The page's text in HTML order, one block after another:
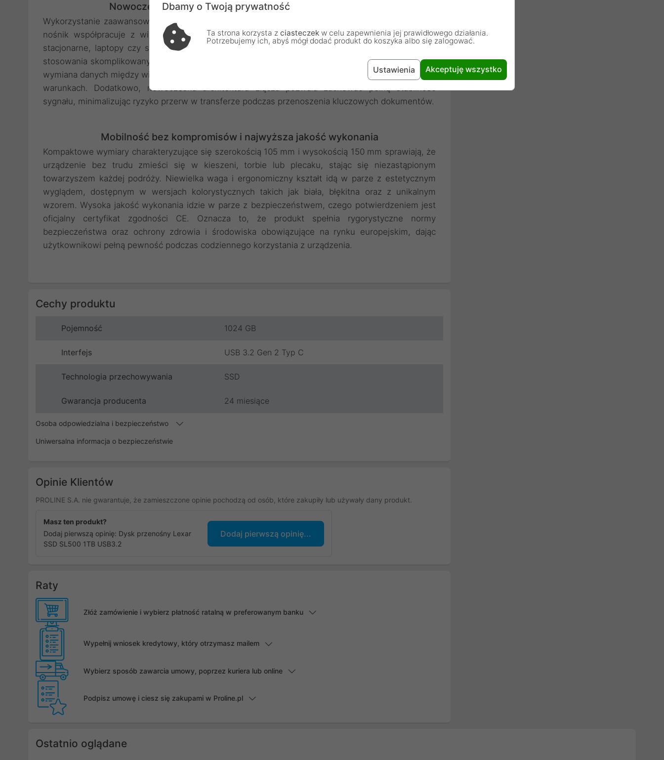
Nowoczesna łączność i wszechstronna kompatybilność
Wykorzystanie zaawansowanego interfejsu USB typ C w standardzie USB 3.2 Gen 2 sprawia, że
nośnik współpracuje z wieloma różnorodnymi urządzeniami, takimi jak nowoczesne komputery
stacjonarne, laptopy czy sprzęt mobilny. To uniwersalne i stabilne połączenie eliminuje potrzebę
stosowania skomplikowanych przejściówek, co znacznie upraszcza codzienną eksploatację. Szybka
wymiana danych między wieloma platformami pozwala na płynną i bezproblemową pracę w każdych
warunkach. Dodatkowo, nowoczesna architektura złącza pozwala zachować pełną stabilność
sygnału, minimalizując ryzyko przerw w transferze podczas przenoszenia kluczowych dokumentów.
Mobilność bez kompromisów i najwyższa jakość wykonania
Kompaktowe wymiary charakteryzujące się szerokością 105 mm i wysokością 150 mm sprawiają, że
urządzenie bez trudu zmieści się w kieszeni, torbie lub plecaku, stając się niezastąpionym
towarzyszem każdej podróży. Niewielka waga i ergonomiczny kształt idą w parze z estetycznym
wyglądem, dostępnym w wersjach kolorystycznych takich jak biała, błękitna oraz z unikalnym
wzorem. Wysoka jakość wykonania idzie w parze z bezpieczeństwem, czego potwierdzeniem jest
oficjalny certyfikat zgodności CE. Oznacza to, że produkt spełnia rygorystyczne normy
bezpieczeństwa oraz ochrony zdrowia i środowiska obowiązujące na rynku europejskim, dając
użytkownikowi pełną pewność podczas codziennego korzystania z urządzenia.
Cechy produktu
Pojemność 1024 GB
Interfejs USB 3.2 Gen 2 Typ C
Technologia przechowywania SSD
Gwarancja producenta 24 miesiące
Osoba odpowiedzialna i bezpieczeństwo
Uniwersalna informacja o bezpieczeństwie
Opinie Klientów
PROLINE S.A. nie gwarantuje, że zamieszczone opinie pochodzą od osób, które zakupiły lub używały dany produkt.
Masz ten produkt?
Dodaj pierwszą opinię: Dysk przenośny Lexar
SSD SL500 1TB USB3.2
Dodaj pierwszą opinię...
Raty
Złóż zamówienie i wybierz płatność ratalną w preferowanym banku
Wypełnij wniosek kredytowy, który otrzymasz mailem
Wybierz sposób zawarcia umowy, poprzez kuriera lub online
Podpisz umowę i ciesz się zakupami w Proline.pl
Ostatnio oglądane
Dbamy o Twoją prywatność
Ta strona korzysta z ciasteczek w celu zapewnienia jej prawidłowego działania.
Potrzebujemy ich, abyś mógł dodać produkt do koszyka albo się zalogować.
Ustawienia Akceptuję wszystko